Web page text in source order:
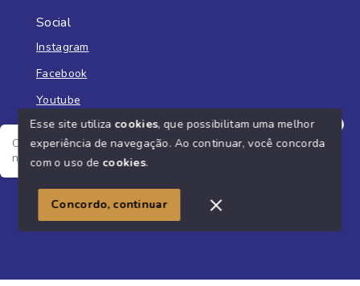
Social
Instagram
Facebook
Youtube
© Copyright 2026 - Imobiliária Liberato - Todos os direitos
SITE PARA IMOBILIARIA
Olá! Estamos disponíveis para te ajudar, me fala o seu
nome e o que você está buscando?
Esse site utiliza cookies, que possibilitam uma melhor
experiência de navegação. Ao continuar, você concorda
com o uso de cookies.
Concordo, continuar